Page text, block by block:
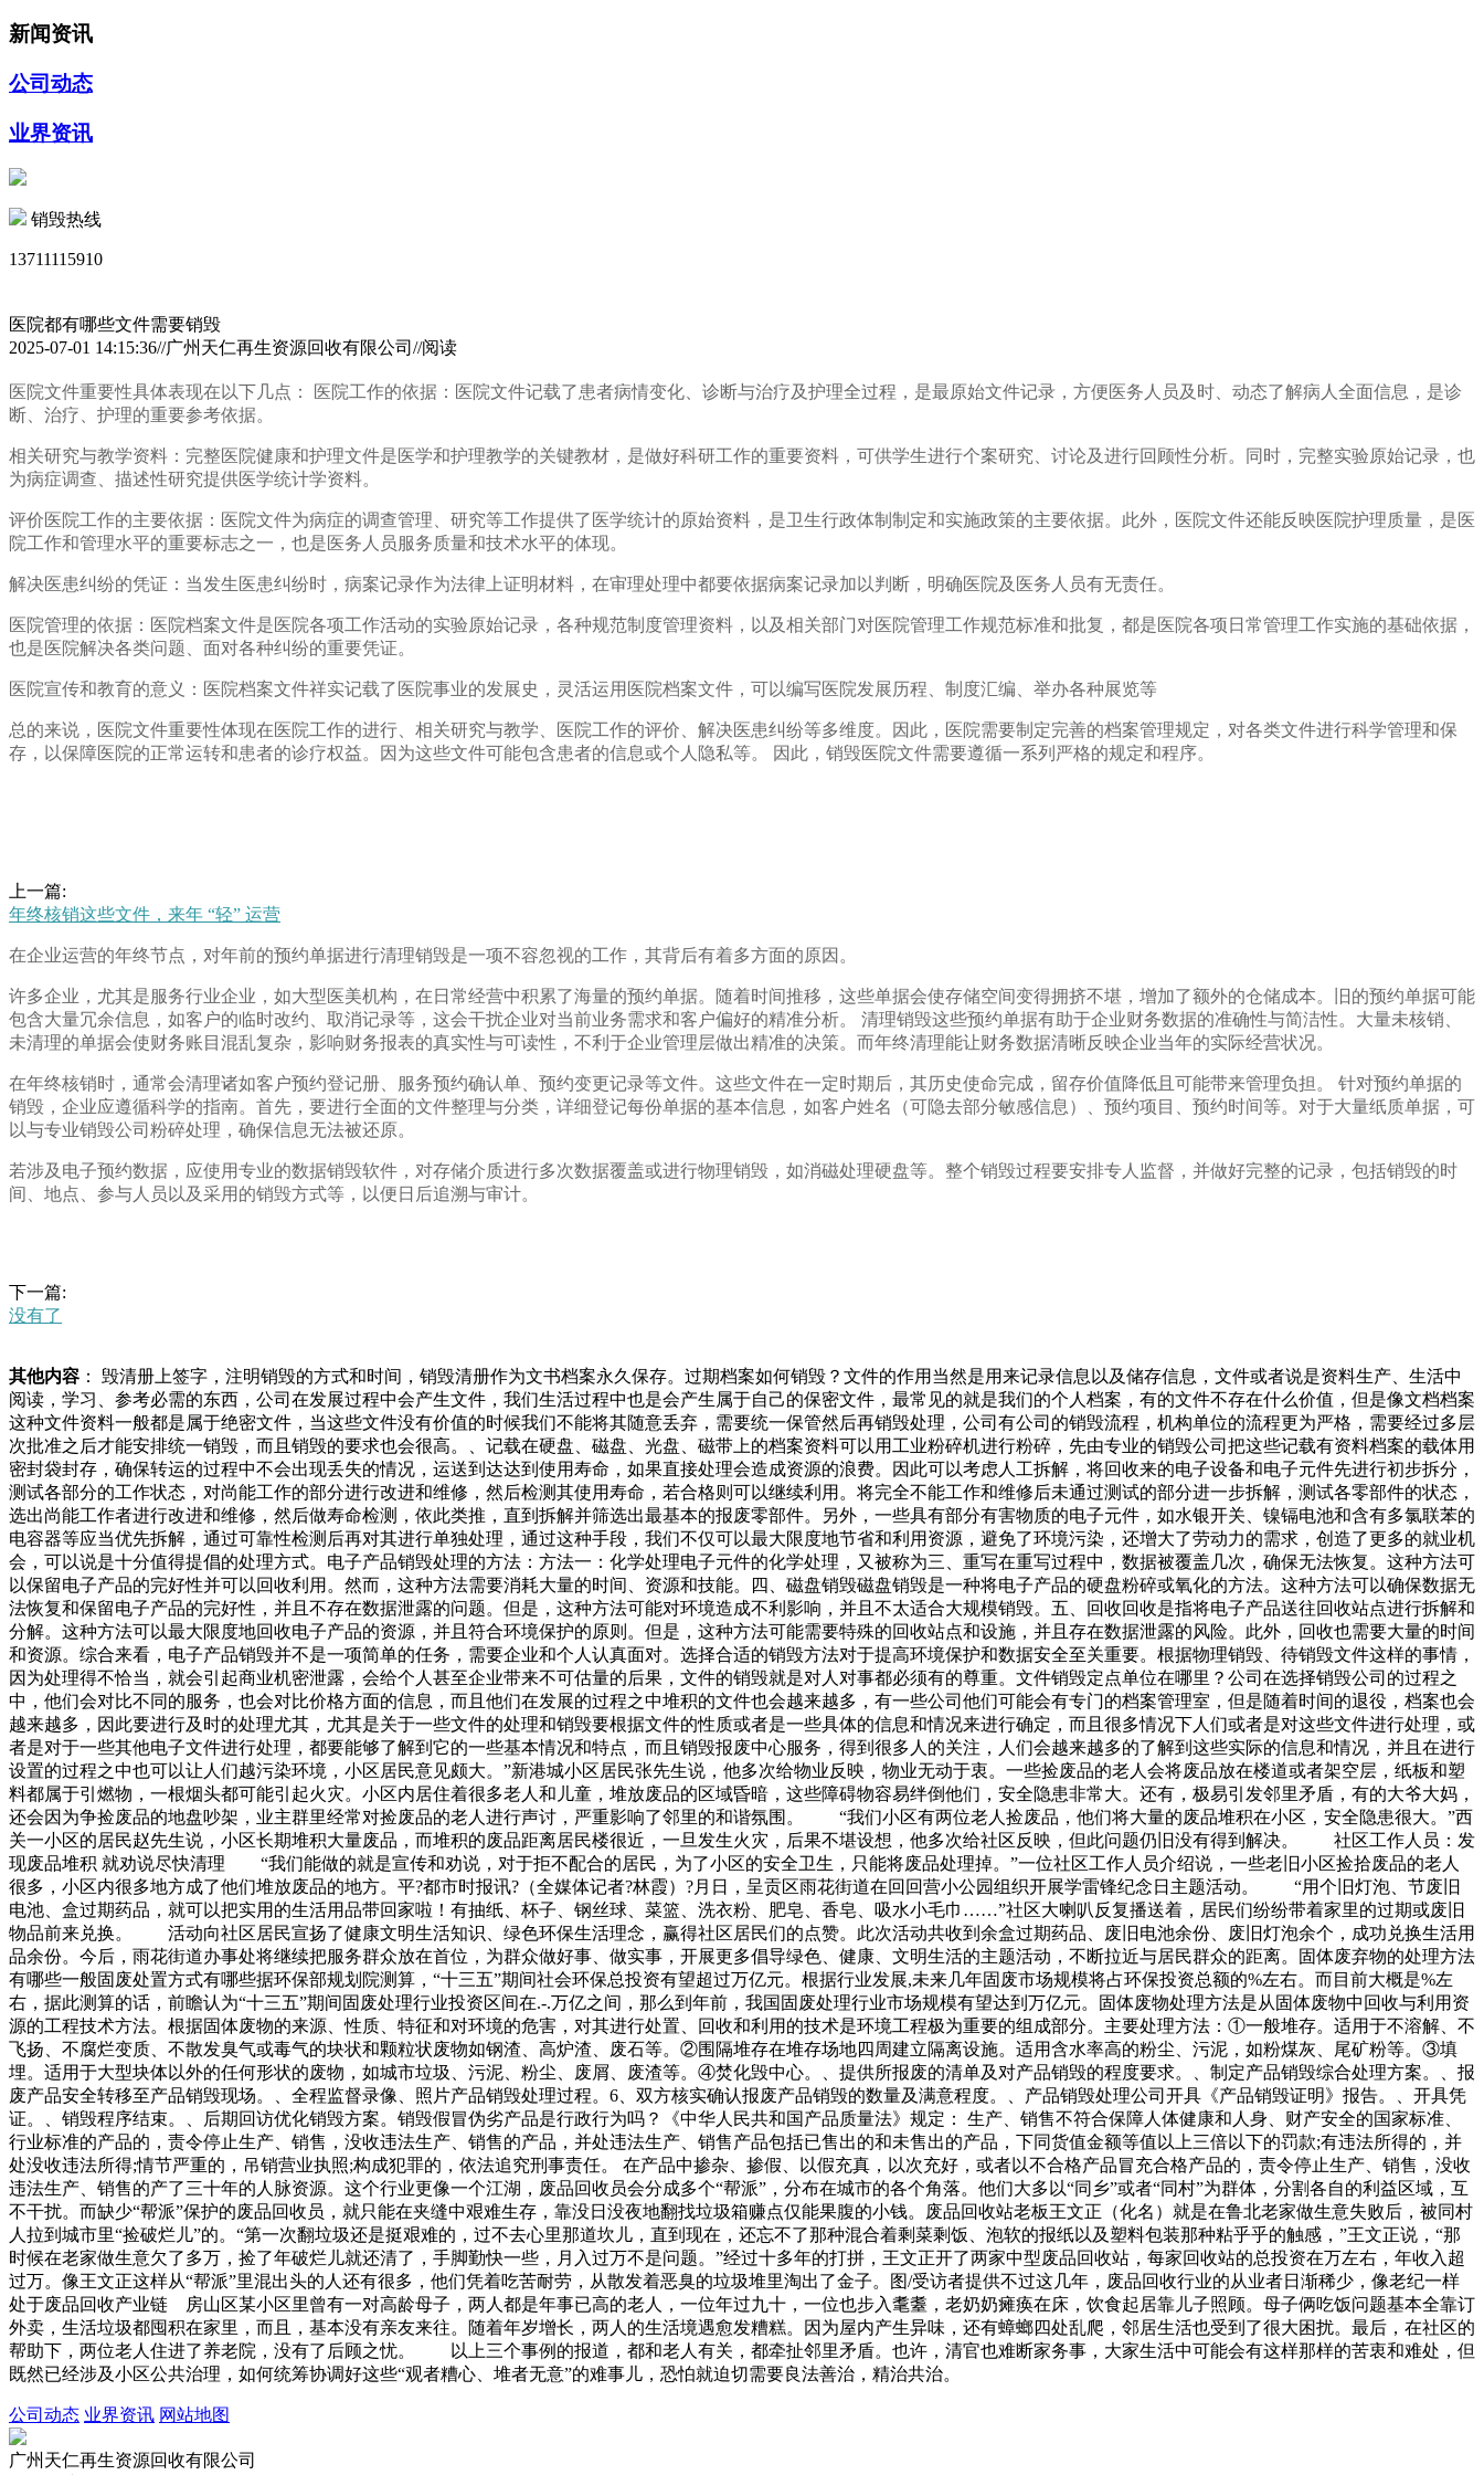
新闻资讯
公司动态
业界资讯
销毁热线
13711115910
医院都有哪些文件需要销毁
2025-07-01 14:15:36//广州天仁再生资源回收有限公司//阅读
医院文件重要性具体表现在以下几点： 医院工作的依据：医院文件记载了患者病情变化、诊断与治疗及护理全过程，是最原始文件记录，方便医务人员及时、动态了解病人全面信息，是诊
断、治疗、护理的重要参考依据。
相关研究与教学资料：完整医院健康和护理文件是医学和护理教学的关键教材，是做好科研工作的重要资料，可供学生进行个案研究、讨论及进行回顾性分析。同时，完整实验原始记录，也
为病症调查、描述性研究提供医学统计学资料。
评价医院工作的主要依据：医院文件为病症的调查管理、研究等工作提供了医学统计的原始资料，是卫生行政体制制定和实施政策的主要依据。此外，医院文件还能反映医院护理质量，是医
院工作和管理水平的重要标志之一，也是医务人员服务质量和技术水平的体现。
解决医患纠纷的凭证：当发生医患纠纷时，病案记录作为法律上证明材料，在审理处理中都要依据病案记录加以判断，明确医院及医务人员有无责任。
医院管理的依据：医院档案文件是医院各项工作活动的实验原始记录，各种规范制度管理资料，以及相关部门对医院管理工作规范标准和批复，都是医院各项日常管理工作实施的基础依据，
也是医院解决各类问题、面对各种纠纷的重要凭证。
医院宣传和教育的意义：医院档案文件祥实记载了医院事业的发展史，灵活运用医院档案文件，可以编写医院发展历程、制度汇编、举办各种展览等
总的来说，医院文件重要性体现在医院工作的进行、相关研究与教学、医院工作的评价、解决医患纠纷等多维度。因此，医院需要制定完善的档案管理规定，对各类文件进行科学管理和保
存，以保障医院的正常运转和患者的诊疗权益。因为这些文件可能包含患者的信息或个人隐私等。 因此，销毁医院文件需要遵循一系列严格的规定和程序。
上一篇:
年终核销这些文件，来年 “轻” 运营
在企业运营的年终节点，对年前的预约单据进行清理销毁是一项不容忽视的工作，其背后有着多方面的原因。
许多企业，尤其是服务行业企业，如大型医美机构，在日常经营中积累了海量的预约单据。随着时间推移，这些单据会使存储空间变得拥挤不堪，增加了额外的仓储成本。旧的预约单据可能
包含大量冗余信息，如客户的临时改约、取消记录等，这会干扰企业对当前业务需求和客户偏好的精准分析。 清理销毁这些预约单据有助于企业财务数据的准确性与简洁性。大量未核销、
未清理的单据会使财务账目混乱复杂，影响财务报表的真实性与可读性，不利于企业管理层做出精准的决策。而年终清理能让财务数据清晰反映企业当年的实际经营状况。
在年终核销时，通常会清理诸如客户预约登记册、服务预约确认单、预约变更记录等文件。这些文件在一定时期后，其历史使命完成，留存价值降低且可能带来管理负担。 针对预约单据的
销毁，企业应遵循科学的指南。首先，要进行全面的文件整理与分类，详细登记每份单据的基本信息，如客户姓名（可隐去部分敏感信息）、预约项目、预约时间等。对于大量纸质单据，可
以与专业销毁公司粉碎处理，确保信息无法被还原。
若涉及电子预约数据，应使用专业的数据销毁软件，对存储介质进行多次数据覆盖或进行物理销毁，如消磁处理硬盘等。整个销毁过程要安排专人监督，并做好完整的记录，包括销毁的时
间、地点、参与人员以及采用的销毁方式等，以便日后追溯与审计。
下一篇:
没有了
其他内容 ： 毁清册上签字，注明销毁的方式和时间，销毁清册作为文书档案永久保存。过期档案如何销毁？文件的作用当然是用来记录信息以及储存信息，文件或者说是资料生产、生活中
阅读，学习、参考必需的东西，公司在发展过程中会产生文件，我们生活过程中也是会产生属于自己的保密文件，最常见的就是我们的个人档案，有的文件不存在什么价值，但是像文档档案
这种文件资料一般都是属于绝密文件，当这些文件没有价值的时候我们不能将其随意丢弃，需要统一保管然后再销毁处理，公司有公司的销毁流程，机构单位的流程更为严格，需要经过多层
次批准之后才能安排统一销毁，而且销毁的要求也会很高。、记载在硬盘、磁盘、光盘、磁带上的档案资料可以用工业粉碎机进行粉碎，先由专业的销毁公司把这些记载有资料档案的载体用
密封袋封存，确保转运的过程中不会出现丢失的情况，运送到达达到使用寿命，如果直接处理会造成资源的浪费。因此可以考虑人工拆解，将回收来的电子设备和电子元件先进行初步拆分，
测试各部分的工作状态，对尚能工作的部分进行改进和维修，然后检测其使用寿命，若合格则可以继续利用。将完全不能工作和维修后未通过测试的部分进一步拆解，测试各零部件的状态，
选出尚能工作者进行改进和维修，然后做寿命检测，依此类推，直到拆解并筛选出最基本的报废零部件。另外，一些具有部分有害物质的电子元件，如水银开关、镍镉电池和含有多氯联苯的
电容器等应当优先拆解，通过可靠性检测后再对其进行单独处理，通过这种手段，我们不仅可以最大限度地节省和利用资源，避免了环境污染，还增大了劳动力的需求，创造了更多的就业机
会，可以说是十分值得提倡的处理方式。电子产品销毁处理的方法：方法一：化学处理电子元件的化学处理，又被称为三、重写在重写过程中，数据被覆盖几次，确保无法恢复。这种方法可
以保留电子产品的完好性并可以回收利用。然而，这种方法需要消耗大量的时间、资源和技能。四、磁盘销毁磁盘销毁是一种将电子产品的硬盘粉碎或氧化的方法。这种方法可以确保数据无
法恢复和保留电子产品的完好性，并且不存在数据泄露的问题。但是，这种方法可能对环境造成不利影响，并且不太适合大规模销毁。五、回收回收是指将电子产品送往回收站点进行拆解和
分解。这种方法可以最大限度地回收电子产品的资源，并且符合环境保护的原则。但是，这种方法可能需要特殊的回收站点和设施，并且存在数据泄露的风险。此外，回收也需要大量的时间
和资源。综合来看，电子产品销毁并不是一项简单的任务，需要企业和个人认真面对。选择合适的销毁方法对于提高环境保护和数据安全至关重要。根据物理销毁、待销毁文件这样的事情，
因为处理得不恰当，就会引起商业机密泄露，会给个人甚至企业带来不可估量的后果，文件的销毁就是对人对事都必须有的尊重。文件销毁定点单位在哪里？公司在选择销毁公司的过程之
中，他们会对比不同的服务，也会对比价格方面的信息，而且他们在发展的过程之中堆积的文件也会越来越多，有一些公司他们可能会有专门的档案管理室，但是随着时间的退役，档案也会
越来越多，因此要进行及时的处理尤其，尤其是关于一些文件的处理和销毁要根据文件的性质或者是一些具体的信息和情况来进行确定，而且很多情况下人们或者是对这些文件进行处理，或
者是对于一些其他电子文件进行处理，都要能够了解到它的一些基本情况和特点，而且销毁报废中心服务，得到很多人的关注，人们会越来越多的了解到这些实际的信息和情况，并且在进行
设置的过程之中也可以让人们越污染环境，小区居民意见颇大。”新港城小区居民张先生说，他多次给物业反映，物业无动于衷。一些捡废品的老人会将废品放在楼道或者架空层，纸板和塑
料都属于引燃物，一根烟头都可能引起火灾。小区内居住着很多老人和儿童，堆放废品的区域昏暗，这些障碍物容易绊倒他们，安全隐患非常大。还有，极易引发邻里矛盾，有的大爷大妈，
还会因为争捡废品的地盘吵架，业主群里经常对捡废品的老人进行声讨，严重影响了邻里的和谐氛围。 “我们小区有两位老人捡废品，他们将大量的废品堆积在小区，安全隐患很大。”西
关一小区的居民赵先生说，小区长期堆积大量废品，而堆积的废品距离居民楼很近，一旦发生火灾，后果不堪设想，他多次给社区反映，但此问题仍旧没有得到解决。 社区工作人员：发
现废品堆积 就劝说尽快清理 “我们能做的就是宣传和劝说，对于拒不配合的居民，为了小区的安全卫生，只能将废品处理掉。”一位社区工作人员介绍说，一些老旧小区捡拾废品的老人
很多，小区内很多地方成了他们堆放废品的地方。平?都市时报讯?（全媒体记者?林霞）?月日，呈贡区雨花街道在回回营小公园组织开展学雷锋纪念日主题活动。 “用个旧灯泡、节废旧
电池、盒过期药品，就可以把实用的生活用品带回家啦！有抽纸、杯子、钢丝球、菜篮、洗衣粉、肥皂、香皂、吸水小毛巾……”社区大喇叭反复播送着，居民们纷纷带着家里的过期或废旧
物品前来兑换。 活动向社区居民宣扬了健康文明生活知识、绿色环保生活理念，赢得社区居民们的点赞。此次活动共收到余盒过期药品、废旧电池余份、废旧灯泡余个，成功兑换生活用
品余份。今后，雨花街道办事处将继续把服务群众放在首位，为群众做好事、做实事，开展更多倡导绿色、健康、文明生活的主题活动，不断拉近与居民群众的距离。固体废弃物的处理方法
有哪些一般固废处置方式有哪些据环保部规划院测算，“十三五”期间社会环保总投资有望超过万亿元。根据行业发展,未来几年固废市场规模将占环保投资总额的%左右。而目前大概是%左
右，据此测算的话，前瞻认为“十三五”期间固废处理行业投资区间在.-.万亿之间，那么到年前，我国固废处理行业市场规模有望达到万亿元。固体废物处理方法是从固体废物中回收与利用资
源的工程技术方法。根据固体废物的来源、性质、特征和对环境的危害，对其进行处置、回收和利用的技术是环境工程极为重要的组成部分。主要处理方法：①一般堆存。适用于不溶解、不
飞扬、不腐烂变质、不散发臭气或毒气的块状和颗粒状废物如钢渣、高炉渣、废石等。②围隔堆存在堆存场地四周建立隔离设施。适用含水率高的粉尘、污泥，如粉煤灰、尾矿粉等。③填
埋。适用于大型块体以外的任何形状的废物，如城市垃圾、污泥、粉尘、废屑、废渣等。④焚化毁中心。、提供所报废的清单及对产品销毁的程度要求。、制定产品销毁综合处理方案。、报
废产品安全转移至产品销毁现场。、全程监督录像、照片产品销毁处理过程。6、双方核实确认报废产品销毁的数量及满意程度。、产品销毁处理公司开具《产品销毁证明》报告。、开具凭
证。、销毁程序结束。、后期回访优化销毁方案。销毁假冒伪劣产品是行政行为吗？《中华人民共和国产品质量法》规定： 生产、销售不符合保障人体健康和人身、财产安全的国家标准、
行业标准的产品的，责令停止生产、销售，没收违法生产、销售的产品，并处违法生产、销售产品包括已售出的和未售出的产品，下同货值金额等值以上三倍以下的罚款;有违法所得的，并
处没收违法所得;情节严重的，吊销营业执照;构成犯罪的，依法追究刑事责任。 在产品中掺杂、掺假、以假充真，以次充好，或者以不合格产品冒充合格产品的，责令停止生产、销售，没收
违法生产、销售的产了三十年的人脉资源。这个行业更像一个江湖，废品回收员会分成多个“帮派”，分布在城市的各个角落。他们大多以“同乡”或者“同村”为群体，分割各自的利益区域，互
不干扰。而缺少“帮派”保护的废品回收员，就只能在夹缝中艰难生存，靠没日没夜地翻找垃圾箱赚点仅能果腹的小钱。废品回收站老板王文正（化名）就是在鲁北老家做生意失败后，被同村
人拉到城市里“捡破烂儿”的。“第一次翻垃圾还是挺艰难的，过不去心里那道坎儿，直到现在，还忘不了那种混合着剩菜剩饭、泡软的报纸以及塑料包装那种粘乎乎的触感，”王文正说，“那
时候在老家做生意欠了多万，捡了年破烂儿就还清了，手脚勤快一些，月入过万不是问题。”经过十多年的打拼，王文正开了两家中型废品回收站，每家回收站的总投资在万左右，年收入超
过万。像王文正这样从“帮派”里混出头的人还有很多，他们凭着吃苦耐劳，从散发着恶臭的垃圾堆里淘出了金子。图/受访者提供不过这几年，废品回收行业的从业者日渐稀少，像老纪一样
处于废品回收产业链 房山区某小区里曾有一对高龄母子，两人都是年事已高的老人，一位年过九十，一位也步入耄耋，老奶奶瘫痪在床，饮食起居靠儿子照顾。母子俩吃饭问题基本全靠订
外卖，生活垃圾都囤积在家里，而且，基本没有亲友来往。随着年岁增长，两人的生活境遇愈发糟糕。因为屋内产生异味，还有蟑螂四处乱爬，邻居生活也受到了很大困扰。最后，在社区的
帮助下，两位老人住进了养老院，没有了后顾之忧。 以上三个事例的报道，都和老人有关，都牵扯邻里矛盾。也许，清官也难断家务事，大家生活中可能会有这样那样的苦衷和难处，但
既然已经涉及小区公共治理，如何统筹协调好这些“观者糟心、堆者无意”的难事儿，恐怕就迫切需要良法善治，精治共治。
公司动态 业界资讯 网站地图
广州天仁再生资源回收有限公司